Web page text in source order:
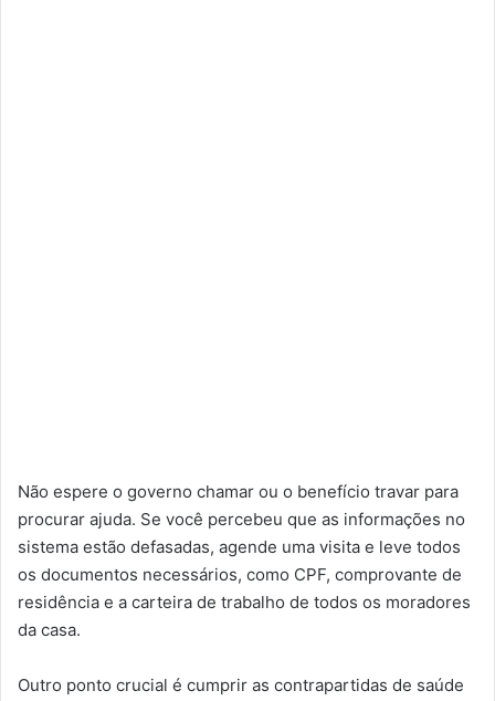
Não espere o governo chamar ou o benefício travar para
procurar ajuda. Se você percebeu que as informações no
sistema estão defasadas, agende uma visita e leve todos
os documentos necessários, como CPF, comprovante de
residência e a carteira de trabalho de todos os moradores
da casa.
Outro ponto crucial é cumprir as contrapartidas de saúde